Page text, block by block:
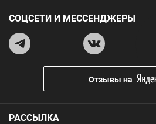
РАССЫЛКА
СОЦСЕТИ И МЕССЕНДЖЕРЫ
Отзывы на